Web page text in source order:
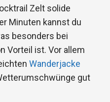
Zelt solide
Minuten kannst du
besonders bei
Vorteil ist. Vor allem
Wanderjacke
gut